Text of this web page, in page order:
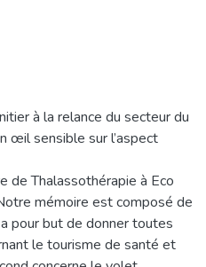
à la relance du secteur du
œil sensible sur l’aspect
de Thalassothérapie à Eco
mémoire est composé de
pour but de donner toutes
le tourisme de santé et